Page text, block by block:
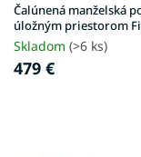
Čalúnená manželská
úložným priestorom
180x200 - krémová
Skladom (>6 ks)
479 €